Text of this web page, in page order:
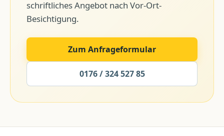
schriftliches Angebot nach Vor-Ort-
Besichtigung.
Zum Anfrageformular
0176 / 324 527 85